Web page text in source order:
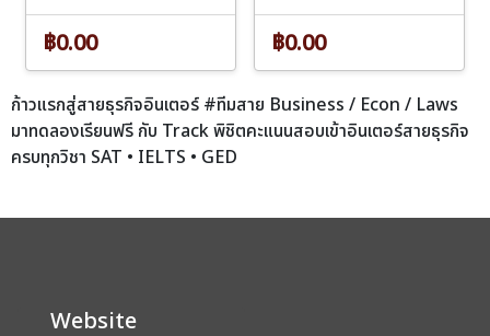
฿0.00 ฿0.00
ก้าวแรกสู่สายธุรกิจอินเตอร์ #ทีมสาย Business / Econ / Laws
มาทดลองเรียนฟรี กับ Track พิชิตคะแนนสอบเข้าอินเตอร์สายธุรกิจ
ครบทุกวิชา SAT • IELTS • GED
Website